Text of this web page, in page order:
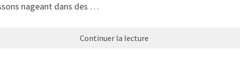
nageant dans des …
Continuer la lecture